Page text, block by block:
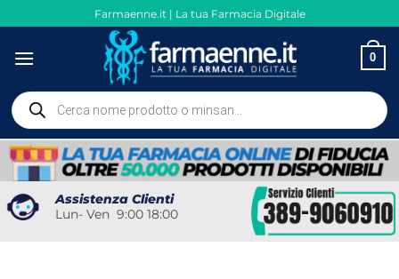
ai
contenuti
Farmaenne.it | La tua Farmacia Digitale
0
Ricerca
prodotti
Assistenza Clienti
Lun- Ven 9:00 18:00